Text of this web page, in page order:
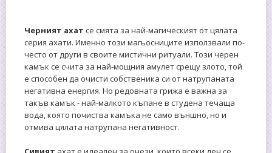
Черният ахат се смята за най-магическият от цялата
серия ахати. Именно този магьосниците използвали по-
често от други в своите мистични ритуали. Този черен
камък се счита за най-мощния амулет срещу злото, той
е способен да очисти собственика си от натрупаната
негативна енергия. Но редовната грижа е важна за
такъв камък - най-малкото къпане в студена течаща
вода, която почиства камъка не само външно, но и
отмива цялата натрупана негативност.